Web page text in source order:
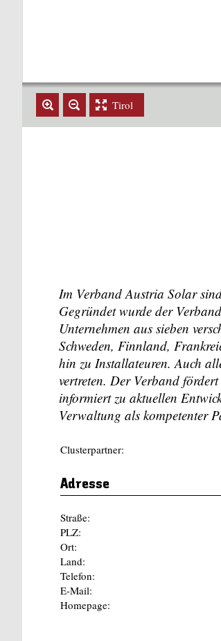
Tirol
Im Verband Austria Solar
Gegründet wurde der
Unternehmen aus sieben
Schweden, Finnland,
hin zu Installateuren. Auch
vertreten. Der Verband
informiert zu aktuellen
Verwaltung als kompetenter
Clusterpartner:
Adresse
Straße:
PLZ:
Ort:
Land:
Telefon:
E-Mail:
Homepage: